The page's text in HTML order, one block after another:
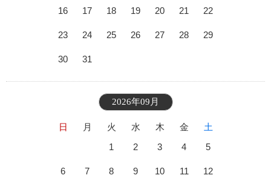
16 17 18 19 20 21 22
23 24 25 26 27 28 29
30 31
2026年09月
日 月 火 水 木 金
土
1
2 3 4 5
6 7 8 9 10 11 12